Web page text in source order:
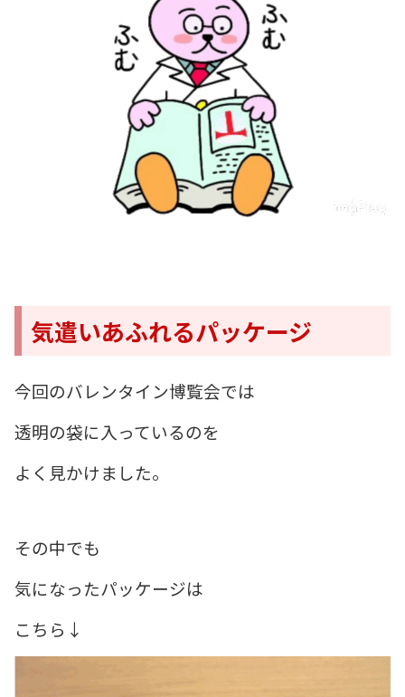
気遣いあふれるパッケージ
今回のバレンタイン博覧会では
透明の袋に入っているのを
よく見かけました。
その中でも
気になったパッケージは
こちら↓